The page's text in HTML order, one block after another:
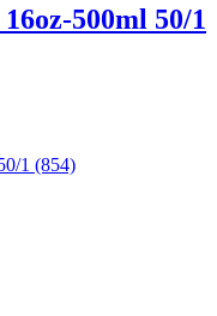
500ml 50/1
1 (854)